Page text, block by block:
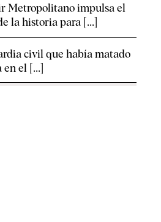
Metropolitano impulsa el
la historia para [...]
civil que había matado
en el [...]